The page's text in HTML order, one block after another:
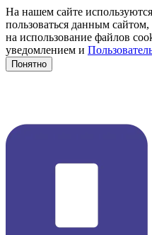
На нашем сайте
пользоваться данным
на использование файлов
уведомлением и
Понятно